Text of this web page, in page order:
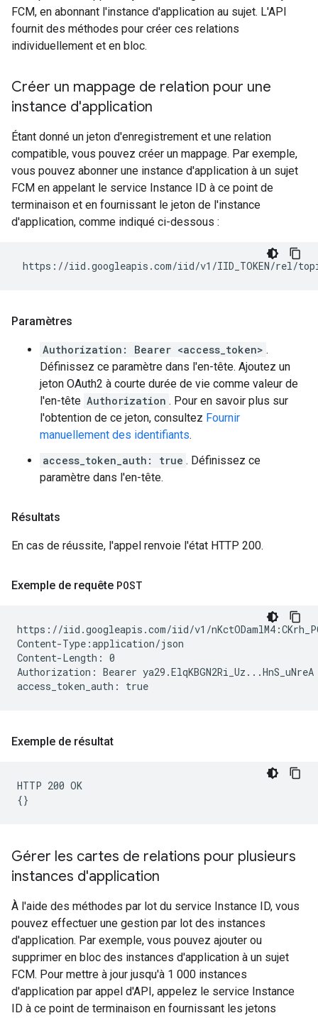
FCM, en abonnant l'instance d'application au sujet. L'API
fournit des méthodes pour créer ces relations
individuellement et en bloc.
Créer un mappage de relation pour une
instance d'application
Étant donné un jeton d'enregistrement et une relation
compatible, vous pouvez créer un mappage. Par exemple,
vous pouvez abonner une instance d'application à un sujet
FCM en appelant le service Instance ID à ce point de
terminaison et en fournissant le jeton de l'instance
d'application, comme indiqué ci-dessous :
Paramètres
Authorization: Bearer <access_token> .
Définissez ce paramètre dans l'en-tête. Ajoutez un
jeton OAuth2 à courte durée de vie comme valeur de
l'en-tête Authorization . Pour en savoir plus sur
l'obtention de ce jeton, consultez Fournir
manuellement des identifiants.
access_token_auth: true . Définissez ce
paramètre dans l'en-tête.
Résultats
En cas de réussite, l'appel renvoie l'état HTTP 200.
Exemple de requête POST
https://iid.googleapis.com/iid/v1/
Content-Type:application/json
Content-Length: 0
Authorization: Bearer ya29.ElqKBGN2Ri_Uz...HnS_uNreA
Exemple de résultat
HTTP 200 OK
Gérer les cartes de relations pour plusieurs
instances d'application
À l'aide des méthodes par lot du service Instance ID, vous
pouvez effectuer une gestion par lot des instances
d'application. Par exemple, vous pouvez ajouter ou
supprimer en bloc des instances d'application à un sujet
FCM. Pour mettre à jour jusqu'à 1 000 instances
d'application par appel d'API, appelez le service Instance
ID à ce point de terminaison en fournissant les jetons